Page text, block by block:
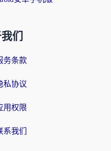
们
务条款
私协议
用权限
系我们